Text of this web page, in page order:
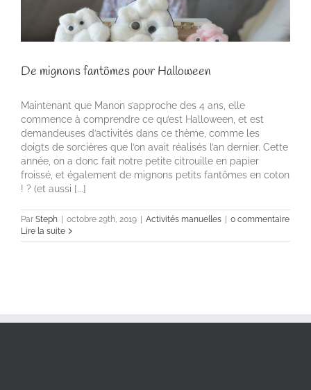
De mignons fantômes pour Halloween
Maintenant que Manon s’approche des 4 ans, elle
commence à comprendre ce qu’est Halloween, et est
demandeuses d’activités dans ce thème, comme les
doigts de sorcières que l’on avait réalisés l’an dernier. Cette
année, on a donc fait notre petite citrouille en papier
froissé, et également de mignons petits fantômes en coton
! ? (et aussi [...]
Par Steph | octobre 29th, 2019 | Activités manuelles | 0 commentaire
Lire la suite